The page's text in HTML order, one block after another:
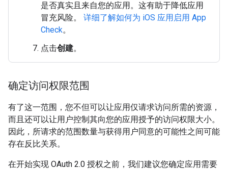
是否真实且来自您的应用。这有助于降低应用
冒充风险。 详细了解如何为 iOS 应用启用 App
Check。
点击创建。
确定访问权限范围
有了这一范围，您不但可以让应用仅请求访问所需的资源，
而且还可以让用户控制其向您的应用授予的访问权限大小。
因此，所请求的范围数量与获得用户同意的可能性之间可能
存在反比关系。
在开始实现 OAuth 2.0 授权之前，我们建议您确定应用需要